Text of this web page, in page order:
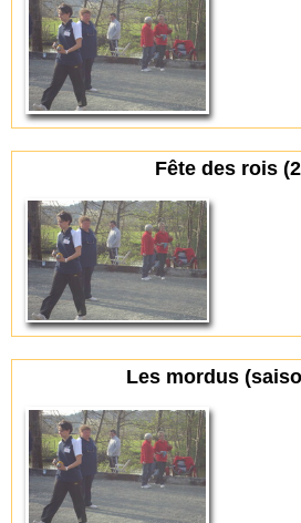
Fête des rois
Les mordus